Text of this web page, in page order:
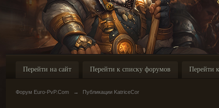
Перейти на сайт Перейти к списку форумов Перейти
Форум Euro-PvP.Com → Публикации KatriceCor